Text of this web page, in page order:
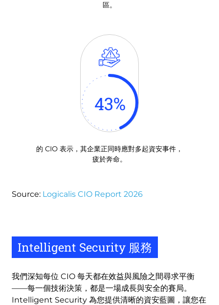
區。
43%
的 CIO 表示，其企業正同時應對多起資安事件，
疲於奔命。
Source: Logicalis CIO Report 2026
Intelligent Security 服務
我們深知每位 CIO 每天都在效益與風險之間尋求平衡
——每一個技術決策，都是一場成長與安全的賽局。
Intelligent Security 為您提供清晰的資安藍圖，讓您在